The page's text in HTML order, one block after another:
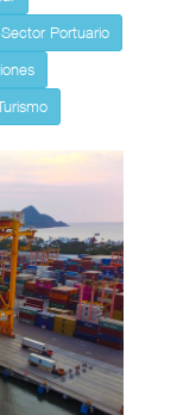
Sector Portuario